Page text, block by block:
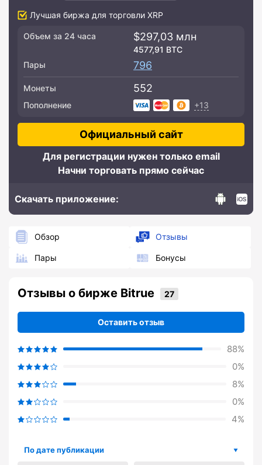
Лучшая биржа для торговли XRP
Объем за 24 часа $297,03 млн
4577,91 BTC
Пары
796
Монеты 552
Пополнение +13
Официальный сайт
Для регистрации нужен только email
Начни торговать прямо сейчас
Скачать приложение:
Обзор Отзывы
Пары Бонусы
Отзывы о бирже Bitrue
Оставить отзыв
88%
0%
8%
0%
4%
По дате публикации